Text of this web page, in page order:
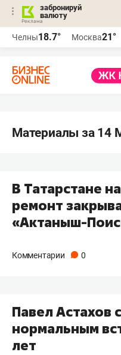
забронируй
валюту
Челны18.7° Москва21°
Материалы за 14
В Татарстане
ремонт
«Актаныш-
Комментарии 0
Павел Астахов
нормальным
лет